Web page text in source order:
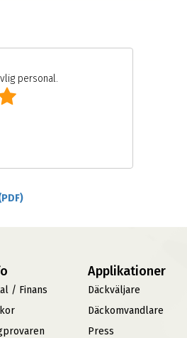
personal.
/ Finans
Applikationer
Däckväljare
Däckomvandlare
Press